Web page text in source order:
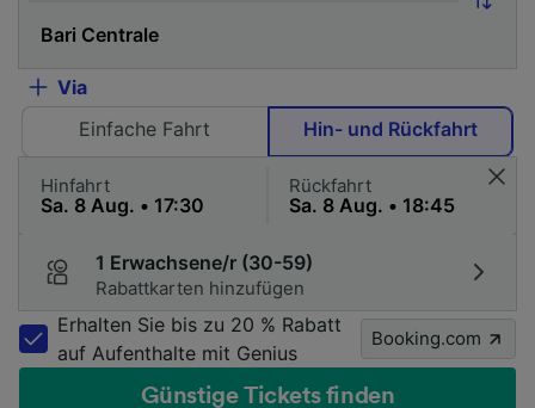
Via
Einfache Fahrt
Hin- und Rückfahrt
Hinfahrt Rückfahrt
1 Erwachsene/r (30-59)
Rabattkarten hinzufügen
Erhalten Sie bis zu 20 % Rabatt
auf Aufenthalte mit Genius
Booking.com
Günstige Tickets finden